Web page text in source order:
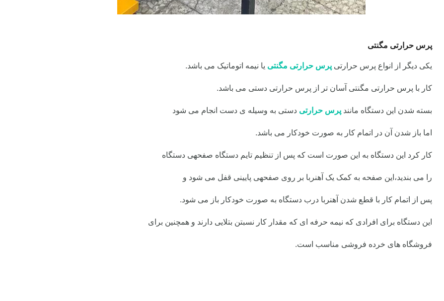
پرس حرارتی مگنتی
یکی دیگر از انواع پرس حرارتیپرس حرارتی مگنتی یا نیمه اتوماتیک می باشد.
کار با پرس حرارتی مگنتی آسان تر از پرس حرارتی دستی می باشد.
بسته شدن این دستگاه مانندپرس حرارتی دستی به وسیله ی دست انجام می شود
اما باز شدن آن در اتمام کار به صورت خودکار می باشد.
کار کرد این دستگاه به این صورت است که پس از تنظیم تایم دستگاه صفحهی دستگاه
را می بندید، این صفحه به کمک یک آهنربا بر روی صفحهی پایینی قفل می شود و
پس از اتمام کار با قطع شدن آهنربا درب دستگاه به صورت خودکار باز می شود.
این دستگاه برای افرادی که نیمه حرفه ای که مقدار کار نسبتن بتلایی دارند و همچنین برای
فروشگاه های خرده فروشی مناسب است.